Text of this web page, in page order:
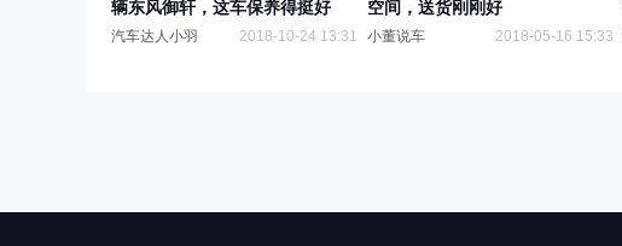
辆东风御轩，这车保养得挺好
汽车达人小羽 2018-10-24 13:31
空间，送货刚刚好
小董说车 2018-05-16 15:33